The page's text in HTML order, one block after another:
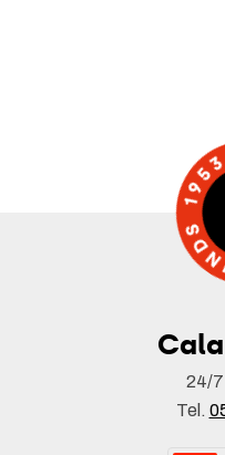
24/7
Tel.